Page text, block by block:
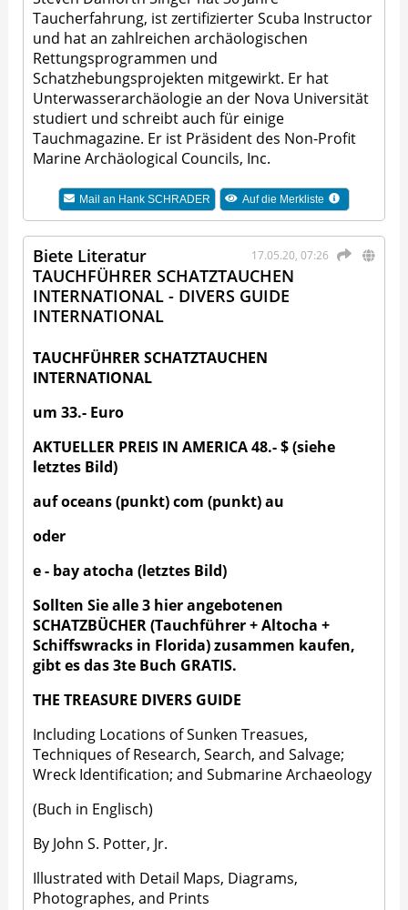
Taucherfahrung, ist zertifizierter Scuba Instructor
und hat an zahlreichen archäologischen
Rettungsprogrammen und
Schatzhebungsprojekten mitgewirkt. Er hat
Unterwasserarchäologie an der Nova Universität
studiert und schreibt auch für einige
Tauchmagazine. Er ist Präsident des Non-Profit
Marine Archäological Councils, Inc.
Mail an Hank SCHRADER Auf die Merkliste
17.05.20, 07:26
Biete Literatur
TAUCHFÜHRER SCHATZTAUCHEN
INTERNATIONAL - DIVERS GUIDE
INTERNATIONAL
TAUCHFÜHRER SCHATZTAUCHEN
INTERNATIONAL
um 33.- Euro
AKTUELLER PREIS IN AMERICA 48.- $ (siehe
letztes Bild)
auf oceans (punkt) com (punkt) au
oder
e - bay atocha (letztes Bild)
Sollten Sie alle 3 hier angebotenen
SCHATZBÜCHER (Tauchführer + Altocha +
Schiffswracks in Florida) zusammen kaufen,
gibt es das 3te Buch GRATIS.
THE TREASURE DIVERS GUIDE
Including Locations of Sunken Treasues,
Techniques of Research, Search, and Salvage;
Wreck Identification; and Submarine Archaeology
(Buch in Englisch)
By John S. Potter, Jr.
Illustrated with Detail Maps, Diagrams,
Photographes, and Prints